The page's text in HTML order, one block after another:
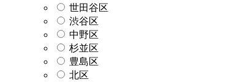
世田谷区
渋谷区
中野区
杉並区
豊島区
北区